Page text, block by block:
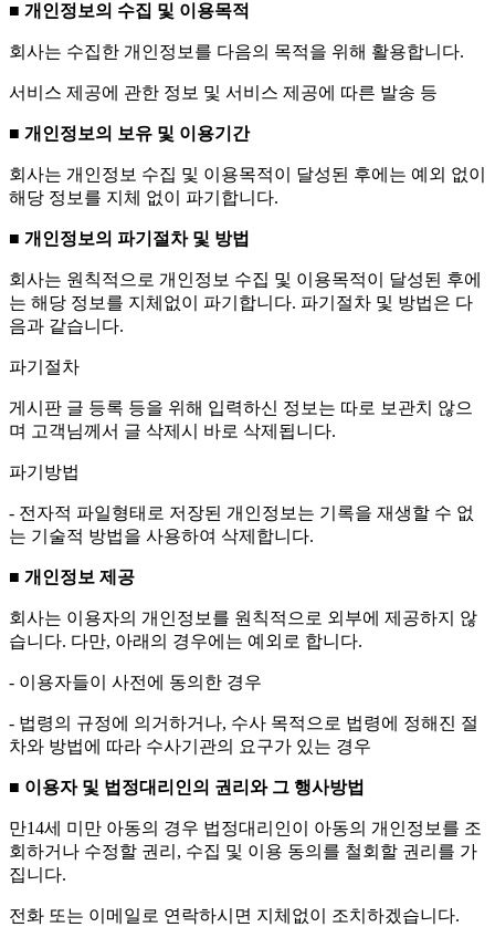
■ 개인정보의 수집 및 이용목적
회사는 수집한 개인정보를 다음의 목적을 위해 활용합니다.
서비스 제공에 관한 정보 및 서비스 제공에 따른 발송 등
■ 개인정보의 보유 및 이용기간
회사는 개인정보 수집 및 이용목적이 달성된 후에는 예외 없이
해당 정보를 지체 없이 파기합니다.
■ 개인정보의 파기절차 및 방법
회사는 원칙적으로 개인정보 수집 및 이용목적이 달성된 후에
는 해당 정보를 지체없이 파기합니다. 파기절차 및 방법은 다
음과 같습니다.
파기절차
게시판 글 등록 등을 위해 입력하신 정보는 따로 보관치 않으
며 고객님께서 글 삭제시 바로 삭제됩니다.
파기방법
- 전자적 파일형태로 저장된 개인정보는 기록을 재생할 수 없
는 기술적 방법을 사용하여 삭제합니다.
■ 개인정보 제공
회사는 이용자의 개인정보를 원칙적으로 외부에 제공하지 않
습니다. 다만, 아래의 경우에는 예외로 합니다.
- 이용자들이 사전에 동의한 경우
- 법령의 규정에 의거하거나, 수사 목적으로 법령에 정해진 절
차와 방법에 따라 수사기관의 요구가 있는 경우
■ 이용자 및 법정대리인의 권리와 그 행사방법
만14세 미만 아동의 경우 법정대리인이 아동의 개인정보를 조
회하거나 수정할 권리, 수집 및 이용 동의를 철회할 권리를 가
집니다.
전화 또는 이메일로 연락하시면 지체없이 조치하겠습니다.